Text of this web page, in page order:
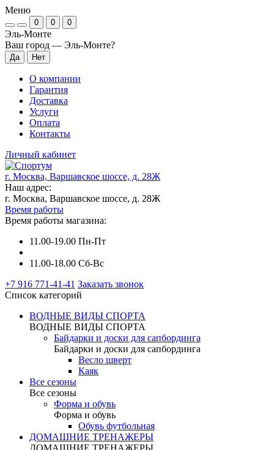
Меню
0 0 0
Эль-Монте
Ваш город — Эль-Монте?
О компании
Гарантия
Доставка
Услуги
Оплата
Контакты
Личный кабинет
г. Москва, Варшавское шоссе, д. 28Ж
Наш адрес:
г. Москва, Варшавское шоссе, д. 28Ж
Время работы
Время работы магазина:
11.00-19.00 Пн-Пт
11.00-18.00 Сб-Вс
+7 916 771-41-41 Заказать звонок
Список категорий
ВОДНЫЕ ВИДЫ СПОРТА
ВОДНЫЕ ВИДЫ СПОРТА
Байдарки и доски для сапбординга
Байдарки и доски для сапбординга
Весло шверт
Каяк
Все сезоны
Все сезоны
Форма и обувь
Форма и обувь
Обувь футбольная
ДОМАШНИЕ ТРЕНАЖЕРЫ
ДОМАШНИЕ ТРЕНАЖЕРЫ